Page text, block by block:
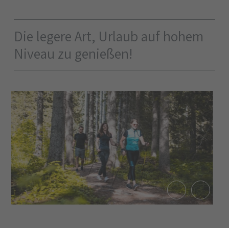
Die legere Art, Urlaub auf hohem
Niveau zu genießen!